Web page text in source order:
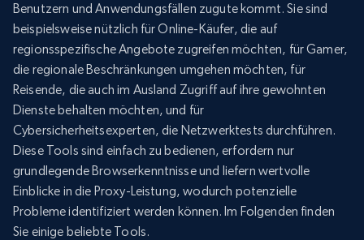
Benutzern und Anwendungsfällen zugute kommt. Sie sind
beispielsweise nützlich für Online-Käufer, die auf
regionsspezifische Angebote zugreifen möchten, für Gamer,
die regionale Beschränkungen umgehen möchten, für
Reisende, die auch im Ausland Zugriff auf ihre gewohnten
Dienste behalten möchten, und für
Cybersicherheitsexperten, die Netzwerktests durchführen.
Diese Tools sind einfach zu bedienen, erfordern nur
grundlegende Browserkenntnisse und liefern wertvolle
Einblicke in die Proxy-Leistung, wodurch potenzielle
Probleme identifiziert werden können. Im Folgenden finden
Sie einige beliebte Tools.